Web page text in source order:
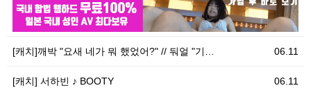
06.11
06.11
[캐치]깨박 "요새 네가 뭐 했었어?" // 둬얼 "기…
06.11
[캐치] 서하빈 ♪ BOOTY